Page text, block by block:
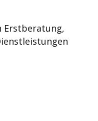
Erstberatung,